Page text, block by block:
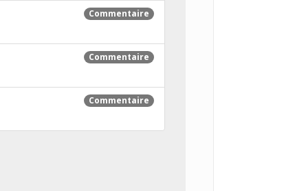
Commentaire
Commentaire
Commentaire